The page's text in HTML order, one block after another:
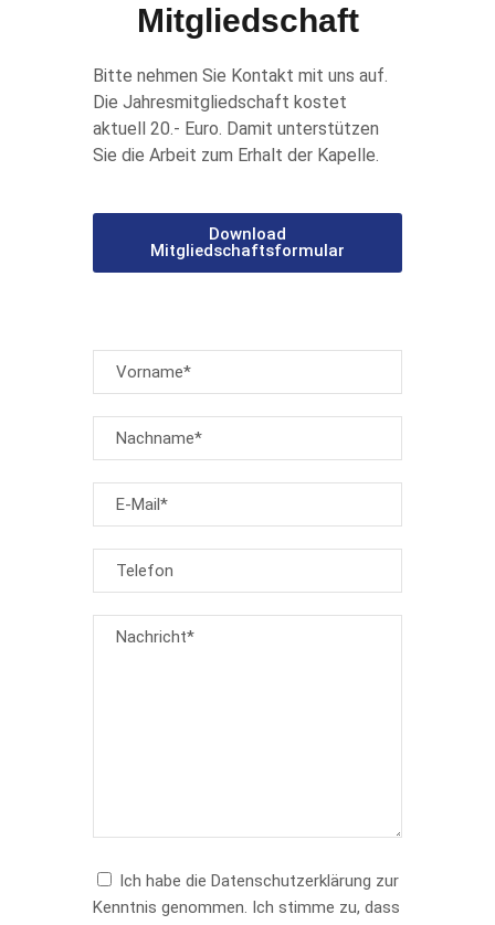
Mitgliedschaft
Bitte nehmen Sie Kontakt mit uns auf.
Die Jahresmitgliedschaft kostet
aktuell 20.- Euro. Damit unterstützen
Sie die Arbeit zum Erhalt der Kapelle.
Download
Mitgliedschaftsformular
Ich habe die Datenschutzerklärung zur
Kenntnis genommen. Ich stimme zu, dass